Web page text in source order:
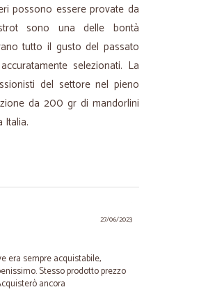
possono essere provate da
sono una delle bontà
tutto il gusto del passato
selezionati. La
del settore nel pieno
da 200 gr di mandorlini
Italia.
27/06/2023
era sempre acquistabile,
Stesso prodotto prezzo
ancora